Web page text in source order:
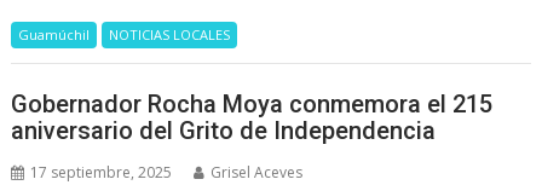
Guamúchil NOTICIAS LOCALES
Gobernador Rocha Moya conmemora el 215
aniversario del Grito de Independencia
17 septiembre, 2025 Grisel Aceves